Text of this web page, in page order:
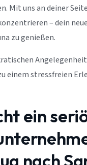
Mit uns an deiner
– dein
zu genießen.
einem stressfreien
ein